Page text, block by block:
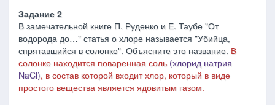
Задание 2
В замечательной книге П. Руденко и Е. Таубе "От
водорода до…" статья о хлоре называется "Убийца,
спрятавшийся в солонке". Объясните это название. В
солонке находится поваренная соль (хлорид натрия
NaCl), в состав которой входит хлор, который в виде
простого вещества является ядовитым газом.